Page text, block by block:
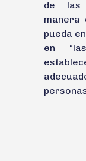
de las
manera
pueda
en